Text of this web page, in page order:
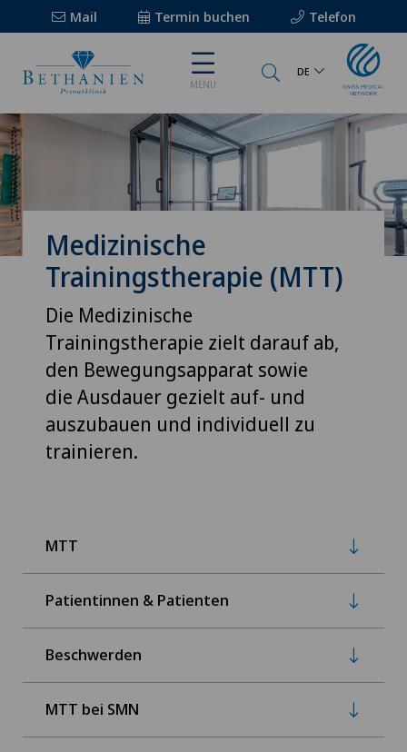
Mail Termin buchen Telefon
MENU
DE
Medizinische
Trainingstherapie (MTT)
Die Medizinische
Trainingstherapie zielt darauf ab,
den Bewegungsapparat sowie
die Ausdauer gezielt auf- und
auszubauen und individuell zu
trainieren.
MTT
Patientinnen & Patienten
Beschwerden
MTT bei SMN